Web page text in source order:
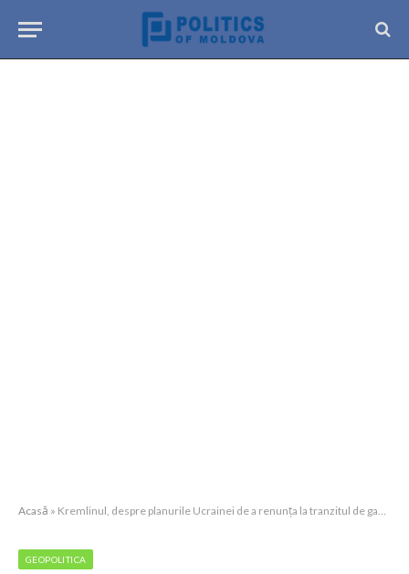
Acasă » Kremlinul, despre planurile Ucrainei de a renunța la tranzitul de gaze rusești în 2024
GEOPOLITICA